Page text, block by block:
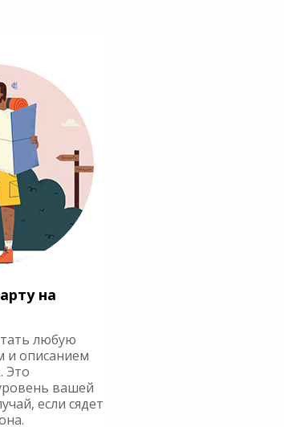
на
любую
и описанием
Это
вашей
если сядет